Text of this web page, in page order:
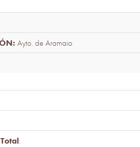
Ayto. de Aramaio
Total: